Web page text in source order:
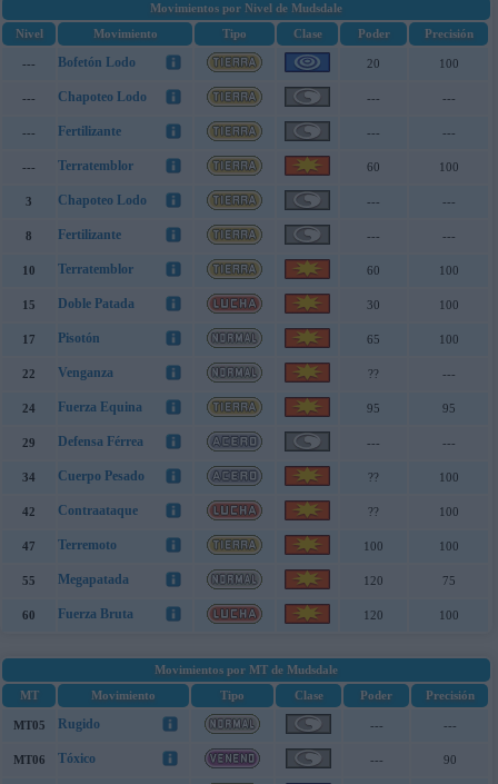
Movimientos por Nivel de Mudsdale
Nivel
Movimiento Tipo Clase Poder Precisión
--- Bofetón Lodo 20 100
--- Chapoteo Lodo --- ---
--- Fertilizante --- ---
--- Terratemblor 60 100
3 Chapoteo Lodo --- ---
8 Fertilizante --- ---
10 Terratemblor 60 100
15 Doble Patada 30 100
17 Pisotón 65 100
22 Venganza ?? ---
24 Fuerza Equina 95 95
29 Defensa Férrea --- ---
34 Cuerpo Pesado ?? 100
42 Contraataque ?? 100
47 Terremoto 100 100
55 Megapatada 120 75
60 Fuerza Bruta 120 100
Movimientos por MT de Mudsdale
MT
Movimiento Tipo Clase Poder Precisión
MT05 Rugido --- ---
MT06 Tóxico --- 90